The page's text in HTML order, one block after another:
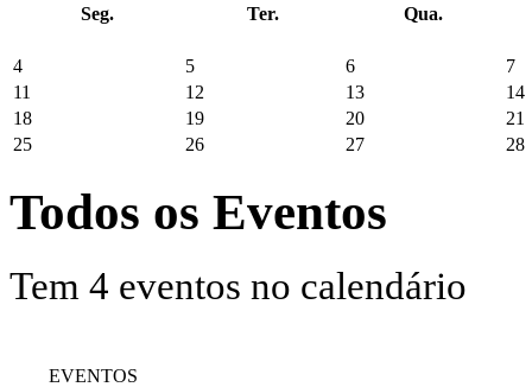
Seg. Ter. Qua.
4 5 6
7
11
12 13
14
18
19 20
21
25
26 27 28
Todos os Eventos
Tem 4 eventos no calendário
EVENTOS